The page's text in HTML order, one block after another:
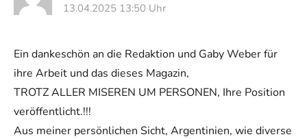
13.04.2025 13:50 Uhr
Ein dankeschön an die Redaktion und Gaby Weber für
ihre Arbeit und das dieses Magazin,
TROTZ ALLER MISEREN UM PERSONEN, Ihre Position
veröffentlicht.!!!
Aus meiner persönlichen Sicht, Argentinien, wie diverse